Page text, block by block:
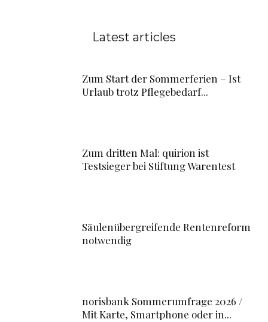
Latest articles
Zum Start der Sommerferien – Ist
Urlaub trotz Pflegebedarf...
Zum dritten Mal: quirion ist
Testsieger bei Stiftung Warentest
Säulenübergreifende Rentenreform
notwendig
norisbank Sommerumfrage 2026 /
Mit Karte, Smartphone oder in...